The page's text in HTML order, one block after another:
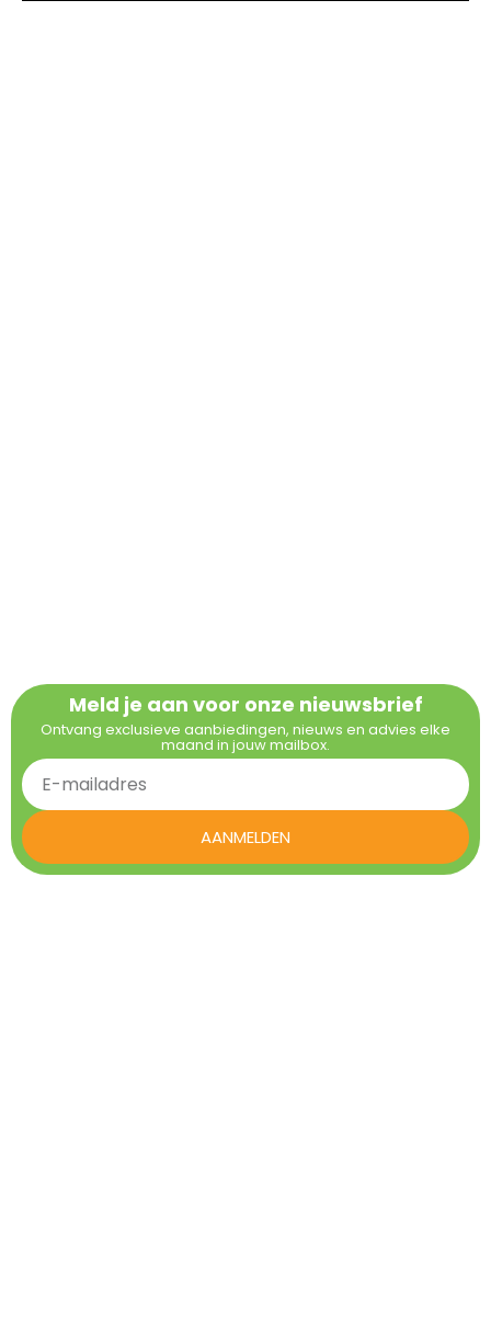
Meld je aan voor onze nieuwsbrief
Ontvang exclusieve aanbiedingen, nieuws en advies elke
maand in jouw mailbox.
AANMELDEN